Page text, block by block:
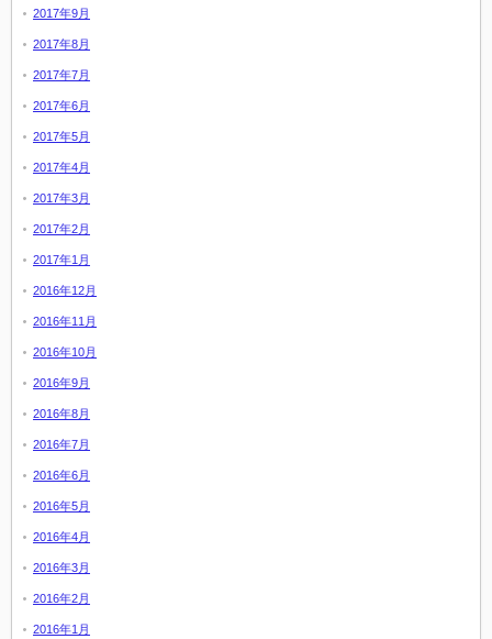
2017年9月
2017年8月
2017年7月
2017年6月
2017年5月
2017年4月
2017年3月
2017年2月
2017年1月
2016年12月
2016年11月
2016年10月
2016年9月
2016年8月
2016年7月
2016年6月
2016年5月
2016年4月
2016年3月
2016年2月
2016年1月